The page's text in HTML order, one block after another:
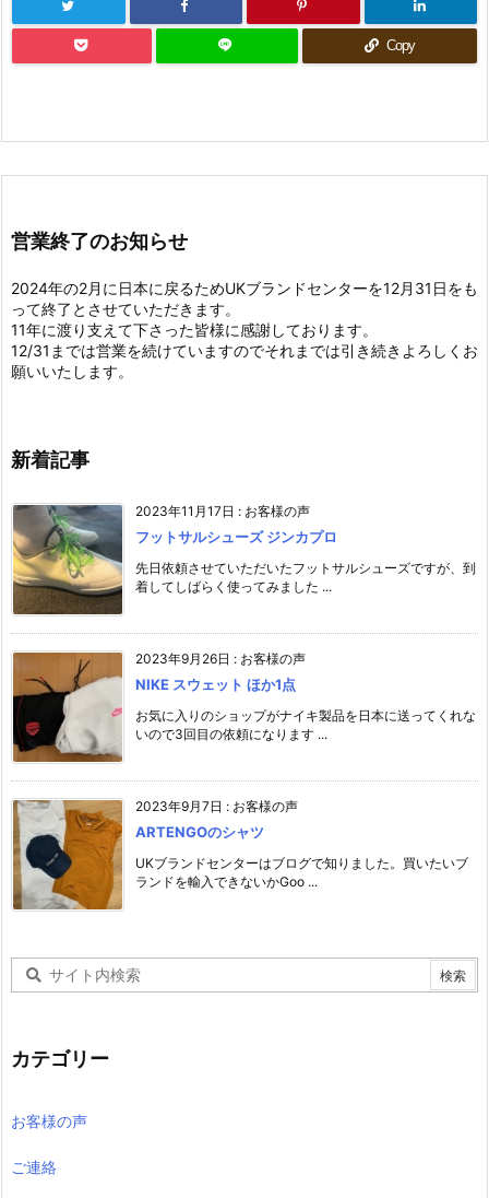
Copy
営業終了のお知らせ
2024年の2月に日本に戻るためUKブランドセンターを12月31日をも
って終了とさせていただきます。
11年に渡り支えて下さった皆様に感謝しております。
12/31までは営業を続けていますのでそれまでは引き続きよろしくお
願いいたします。
新着記事
2023年11月17日 : お客様の声
フットサルシューズ ジンカプロ
先日依頼させていただいたフットサルシューズですが、到
着してしばらく使ってみました ...
2023年9月26日 : お客様の声
NIKE スウェット ほか1点
お気に入りのショップがナイキ製品を日本に送ってくれな
いので3回目の依頼になります ...
2023年9月7日 : お客様の声
ARTENGOのシャツ
UKブランドセンターはブログで知りました。買いたいブ
ランドを輸入できないかGoo ...
カテゴリー
お客様の声
ご連絡